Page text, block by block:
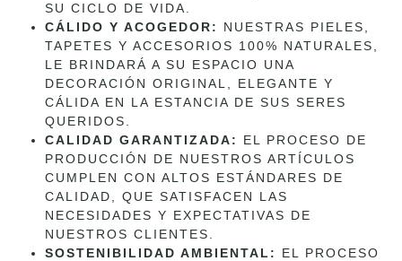
SU CICLO DE VIDA.
CÁLIDO Y ACOGEDOR:
NUESTRAS PIELES,
TAPETES Y ACCESORIOS 100% NATURALES,
LE BRINDARÁ A SU ESPACIO UNA
DECORACIÓN ORIGINAL, ELEGANTE Y
CÁLIDA EN LA ESTANCIA DE SUS SERES
QUERIDOS.
CALIDAD GARANTIZADA:
EL PROCESO DE
PRODUCCIÓN DE NUESTROS ARTÍCULOS
CUMPLEN CON ALTOS ESTÁNDARES DE
CALIDAD, QUE SATISFACEN LAS
NECESIDADES Y EXPECTATIVAS DE
NUESTROS CLIENTES.
SOSTENIBILIDAD AMBIENTAL:
EL PROCESO